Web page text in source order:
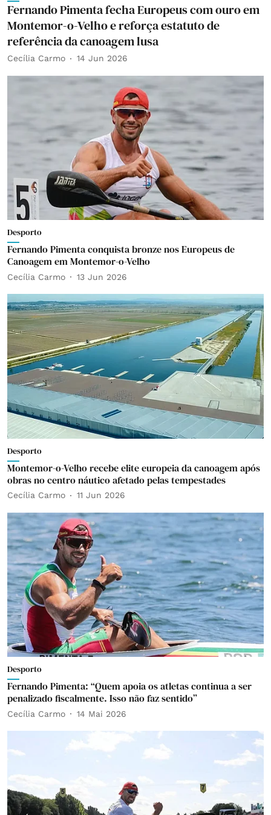
Fernando Pimenta fecha Europeus com ouro em
Montemor-o-Velho e reforça estatuto de
referência da canoagem lusa
Cecília Carmo 14 Jun 2026
Desporto
Fernando Pimenta conquista bronze nos Europeus de
Canoagem em Montemor-o-Velho
Cecília Carmo 13 Jun 2026
Desporto
Montemor-o-Velho recebe elite europeia da canoagem após
obras no centro náutico afetado pelas tempestades
Cecília Carmo 11 Jun 2026
Desporto
Fernando Pimenta: “Quem apoia os atletas continua a ser
penalizado fiscalmente. Isso não faz sentido”
Cecília Carmo 14 Mai 2026